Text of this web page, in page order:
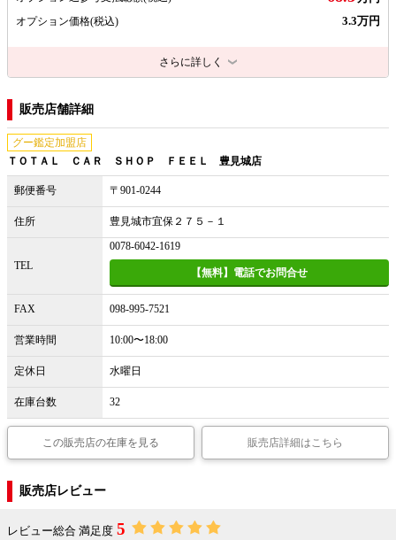
オプション価格(税込) 3.3万円
さらに詳しく
販売店舗詳細
グー鑑定加盟店
ＴＯＴＡＬ ＣＡＲ ＳＨＯＰ ＦＥＥＬ 豊見城店
郵便番号 〒901-0244
住所 豊見城市宜保２７５－１
TEL
0078-6042-1619
【無料】電話でお問合せ
FAX 098-995-7521
営業時間 10:00〜18:00
定休日 水曜日
在庫台数 32
この販売店の在庫を見る 販売店詳細はこちら
販売店レビュー
レビュー総合 満足度 5